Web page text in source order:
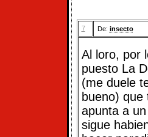
7 De: insecto
Al loro, por
puesto La
(me duele
bueno) que
apunta a
sigue